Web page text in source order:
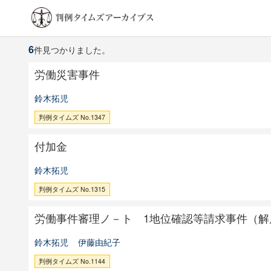
6件見つかりました。
労働災害事件
鈴木拓児
判例タイムズ No.1347
付加金
鈴木拓児
判例タイムズ No.1315
労働事件審理ノ－ト 1地位確認等請求事件（解
鈴木拓児
伊藤由紀子
判例タイムズ No.1144